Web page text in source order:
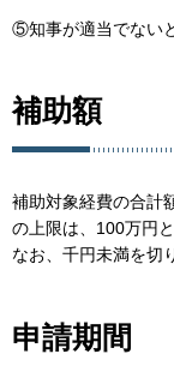
⑤知事が適当でない
補助額
補助対象経費の合計
の上限は、100万円と
なお、千円未満を切
申請期間